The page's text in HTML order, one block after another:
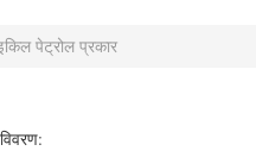
पेट्रोल प्रकार